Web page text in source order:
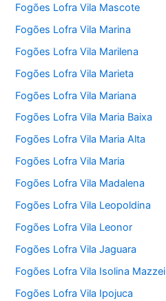
Fogões Lofra Vila Mascote
Fogões Lofra Vila Marina
Fogões Lofra Vila Marilena
Fogões Lofra Vila Marieta
Fogões Lofra Vila Mariana
Fogões Lofra Vila Maria Baixa
Fogões Lofra Vila Maria Alta
Fogões Lofra Vila Maria
Fogões Lofra Vila Madalena
Fogões Lofra Vila Leopoldina
Fogões Lofra Vila Leonor
Fogões Lofra Vila Jaguara
Fogões Lofra Vila Isolina Mazzei
Fogões Lofra Vila Ipojuca